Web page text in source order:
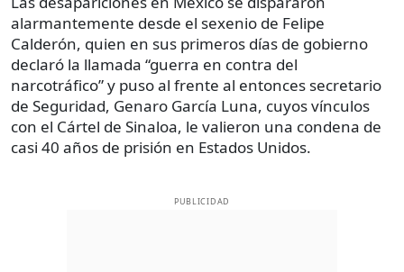
alarmantemente desde el sexenio de Felipe
Calderón, quien en sus primeros días de gobierno
declaró la llamada “guerra en contra del
narcotráfico” y puso al frente al entonces secretario
de Seguridad, Genaro García Luna, cuyos vínculos
con el Cártel de Sinaloa, le valieron una condena de
casi 40 años de prisión en Estados Unidos.
PUBLICIDAD